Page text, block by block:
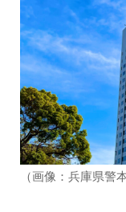
（画像：兵庫県警